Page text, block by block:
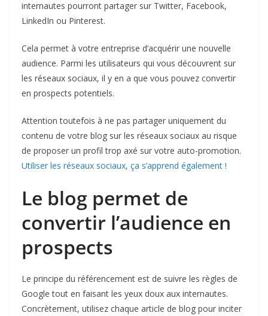
internautes pourront partager sur Twitter, Facebook,
LinkedIn ou Pinterest.
Cela permet à votre entreprise d’acquérir une nouvelle
audience. Parmi les utilisateurs qui vous découvrent sur
les réseaux sociaux, il y en a que vous pouvez convertir
en prospects potentiels.
Attention toutefois à ne pas partager uniquement du
contenu de votre blog sur les réseaux sociaux au risque
de proposer un profil trop axé sur votre auto-promotion.
Utiliser les réseaux sociaux, ça s’apprend également !
Le blog permet de
convertir l’audience en
prospects
Le principe du référencement est de suivre les règles de
Google tout en faisant les yeux doux aux internautes.
Concrètement, utilisez chaque article de blog pour inciter